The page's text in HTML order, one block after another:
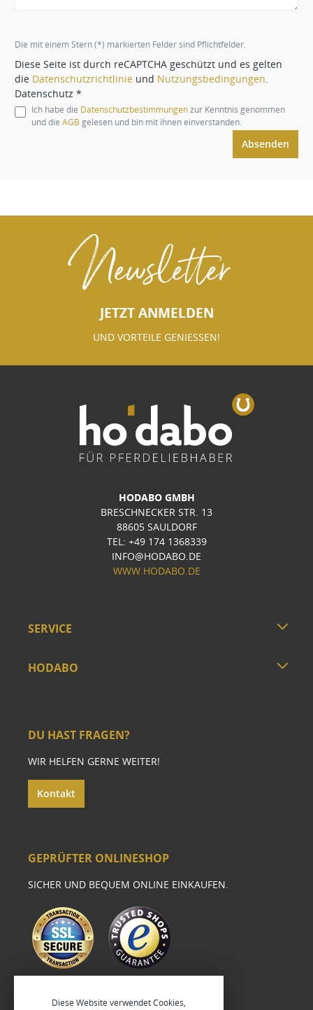
Die mit einem Stern (*) markierten Felder sind Pflichtfelder.
Diese Seite ist durch reCAPTCHA geschützt und es gelten
die Datenschutzrichtlinie und Nutzungsbedingungen.
Datenschutz *
Ich habe die Datenschutzbestimmungenzur Kenntnis genommen
und die AGB gelesen und bin mit ihnen einverstanden.
Absenden
Newsletter
JETZT ANMELDEN
UND VORTEILE GENIESSEN!
HODABO GMBH
BRESCHNECKER STR. 13
88605 SAULDORF
TEL: +49 174 1368339
INFO@HODABO.DE
WWW.HODABO.DE
SERVICE
HODABO
DU HAST FRAGEN?
WIR HELFEN GERNE WEITER!
Kontakt
GEPRÜFTER ONLINESHOP
SICHER UND BEQUEM ONLINE EINKAUFEN.
Diese Website verwendet Cookies,